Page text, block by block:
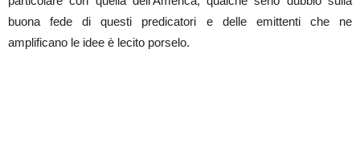
buona fede di questi predicatori e delle emittenti che ne
amplificano le idee è lecito porselo.